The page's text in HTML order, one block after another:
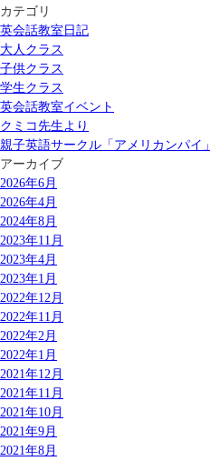
カテゴリ
英会話教室日記
大人クラス
子供クラス
学生クラス
英会話教室イベント
クミコ先生より
親子英語サークル「アメリカンパイ」
アーカイブ
2026年6月
2026年4月
2024年8月
2023年11月
2023年4月
2023年1月
2022年12月
2022年11月
2022年2月
2022年1月
2021年12月
2021年11月
2021年10月
2021年9月
2021年8月